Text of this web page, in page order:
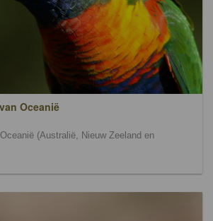
Oceanië
(Australië, Nieuw Zeeland en